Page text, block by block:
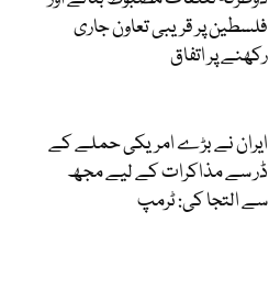
فلسطین پر قریبی تعاون جاری
رکھنے پر اتفاق
ایران نے بڑے امریکی حملے کے
ڈر سے مذاکرات کے لیے مجھ
سے التجا کی: ٹرمپ